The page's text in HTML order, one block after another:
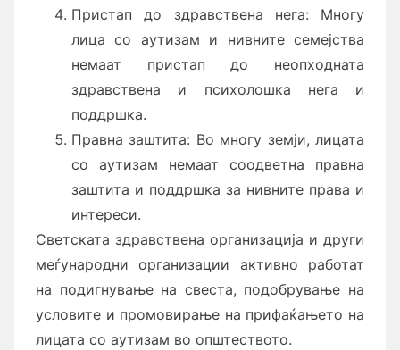
Пристап до здравствена нега: Многу
лица со аутизам и нивните семејства
немаат пристап до неопходната
здравствена и психолошка нега и
поддршка.
Правна заштита: Во многу земји, лицата
со аутизам немаат соодветна правна
заштита и поддршка за нивните права и
интереси.
Светската здравствена организација и други
меѓународни организации активно работат
на подигнување на свеста, подобрување на
условите и промовирање на прифаќањето на
лицата со аутизам во општеството.